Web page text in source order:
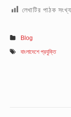
লেখাটির পাঠক
Blog
বাংলাদেশে প্রযুক্তি